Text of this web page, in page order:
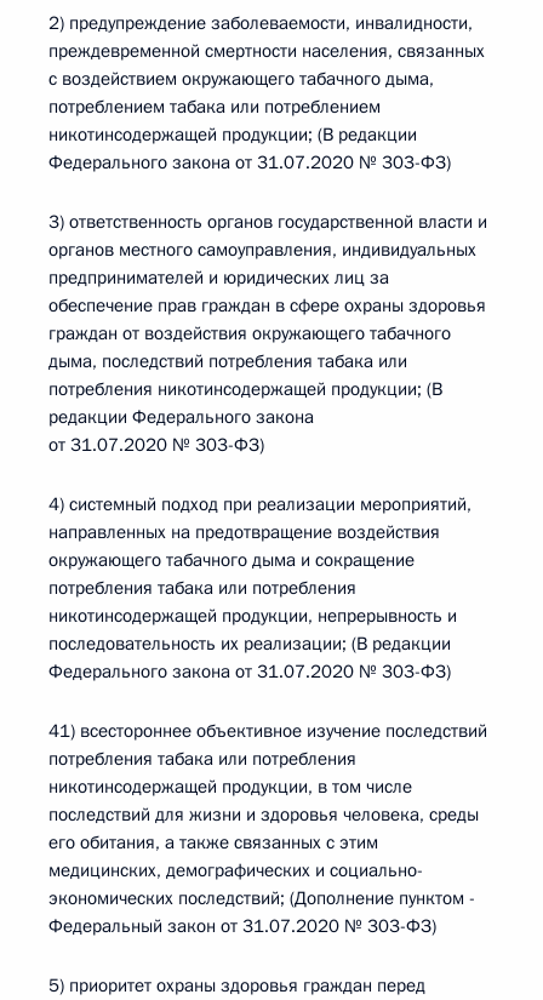
2) предупреждение заболеваемости, инвалидности,
преждевременной смертности населения, связанных
с воздействием окружающего табачного дыма,
потреблением табака или потреблением
никотинсодержащей продукции; (В редакции
Федерального закона от 31.07.2020 № 303-ФЗ)
3) ответственность органов государственной власти и
органов местного самоуправления, индивидуальных
предпринимателей и юридических лиц за
обеспечение прав граждан в сфере охраны здоровья
граждан от воздействия окружающего табачного
дыма, последствий потребления табака или
потребления никотинсодержащей продукции; (В
редакции Федерального закона
от 31.07.2020 № 303-ФЗ)
4) системный подход при реализации мероприятий,
направленных на предотвращение воздействия
окружающего табачного дыма и сокращение
потребления табака или потребления
никотинсодержащей продукции, непрерывность и
последовательность их реализации; (В редакции
Федерального закона от 31.07.2020 № 303-ФЗ)
41) всестороннее объективное изучение последствий
потребления табака или потребления
никотинсодержащей продукции, в том числе
последствий для жизни и здоровья человека, среды
его обитания, а также связанных с этим
медицинских, демографических и социально-
экономических последствий; (Дополнение пунктом -
Федеральный закон от 31.07.2020 № 303-ФЗ)
5) приоритет охраны здоровья граждан перед